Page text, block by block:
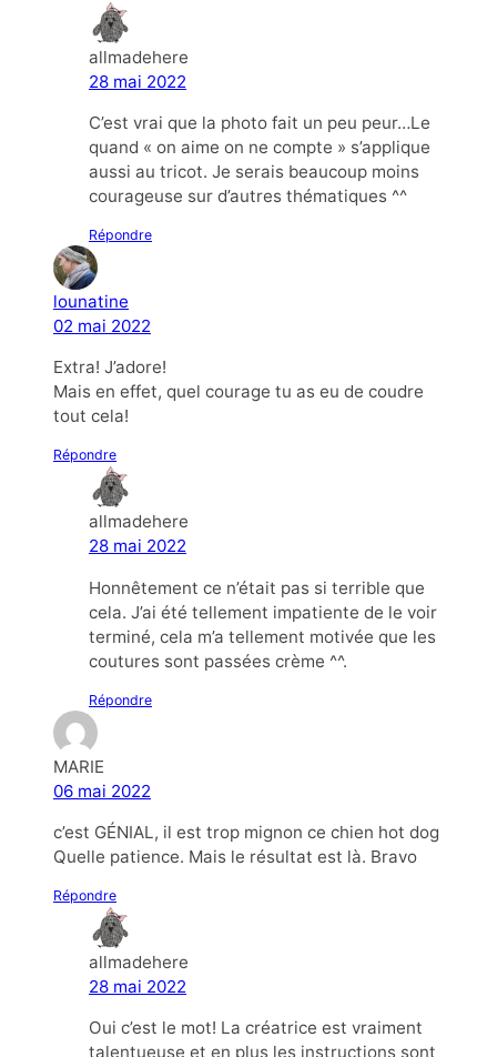
allmadehere
28 mai 2022
C’est vrai que la photo fait un peu peur…Le
quand « on aime on ne compte » s’applique
aussi au tricot. Je serais beaucoup moins
courageuse sur d’autres thématiques ^^
Répondre
lounatine
02 mai 2022
Extra! J’adore!
Mais en effet, quel courage tu as eu de coudre
tout cela!
Répondre
allmadehere
28 mai 2022
Honnêtement ce n’était pas si terrible que
cela. J’ai été tellement impatiente de le voir
terminé, cela m’a tellement motivée que les
coutures sont passées crème ^^.
Répondre
MARIE
06 mai 2022
c’est GÉNIAL, il est trop mignon ce chien hot dog
Quelle patience. Mais le résultat est là. Bravo
Répondre
allmadehere
28 mai 2022
Oui c’est le mot! La créatrice est vraiment
talentueuse et en plus les instructions sont